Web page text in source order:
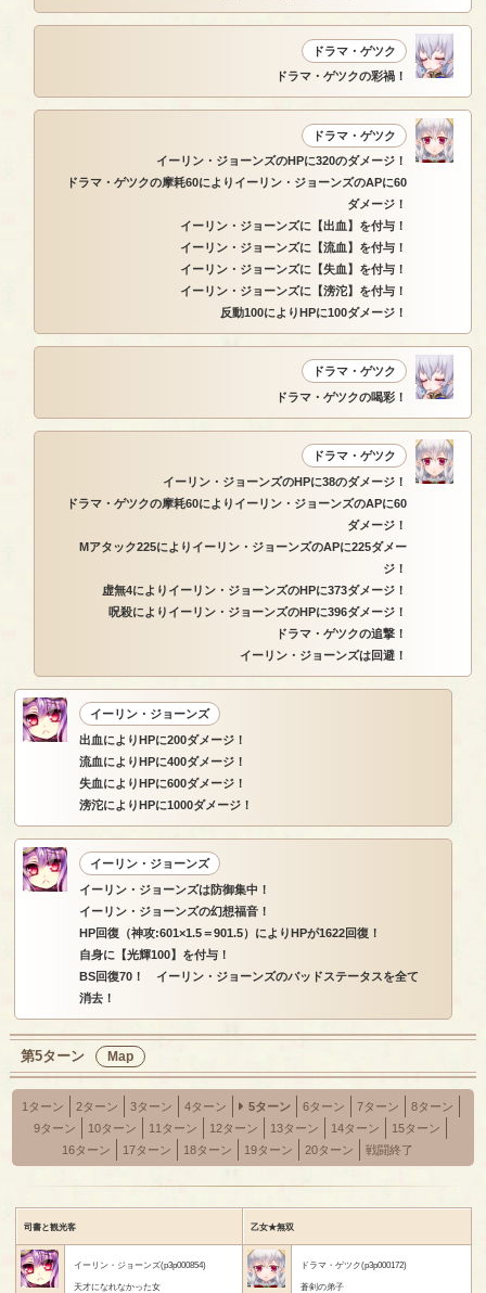
ドラマ・ゲツク
ドラマ・ゲツクの彩禍！
ドラマ・ゲツク
イーリン・ジョーンズのHPに320のダメージ！
ドラマ・ゲツクの摩耗60によりイーリン・ジョーンズのAPに60
ダメージ！
イーリン・ジョーンズに【出血】を付与！
イーリン・ジョーンズに【流血】を付与！
イーリン・ジョーンズに【失血】を付与！
イーリン・ジョーンズに【滂沱】を付与！
反動100によりHPに100ダメージ！
ドラマ・ゲツク
ドラマ・ゲツクの喝彩！
ドラマ・ゲツク
イーリン・ジョーンズのHPに38のダメージ！
ドラマ・ゲツクの摩耗60によりイーリン・ジョーンズのAPに60
ダメージ！
Mアタック225によりイーリン・ジョーンズのAPに225ダメー
ジ！
虚無4によりイーリン・ジョーンズのHPに373ダメージ！
呪殺によりイーリン・ジョーンズのHPに396ダメージ！
ドラマ・ゲツクの追撃！
イーリン・ジョーンズは回避！
イーリン・ジョーンズ
出血によりHPに200ダメージ！
流血によりHPに400ダメージ！
失血によりHPに600ダメージ！
滂沱によりHPに1000ダメージ！
イーリン・ジョーンズ
イーリン・ジョーンズは防御集中！
イーリン・ジョーンズの幻想福音！
HP回復（神攻:601×1.5＝901.5）によりHPが1622回復！
自身に【光輝100】を付与！
BS回復70！ イーリン・ジョーンズのバッドステータスを全て
消去！
第5ターン Map
1ターン 2ターン 3ターン 4ターン 5ターン 6ターン 7ターン
8ターン
9ターン
10ターン 11ターン 12ターン 13ターン 14ターン
15ターン
16ターン
17ターン 18ターン 19ターン 20ターン 戦闘終了
司書と観光客 乙女★無双
イーリン・ジョーンズ(p3p000854)
天才になれなかった女
ドラマ・ゲツク(p3p000172)
蒼剣の弟子